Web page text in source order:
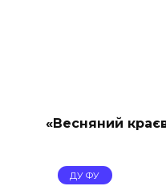
«Весняний
ДУ ФУ